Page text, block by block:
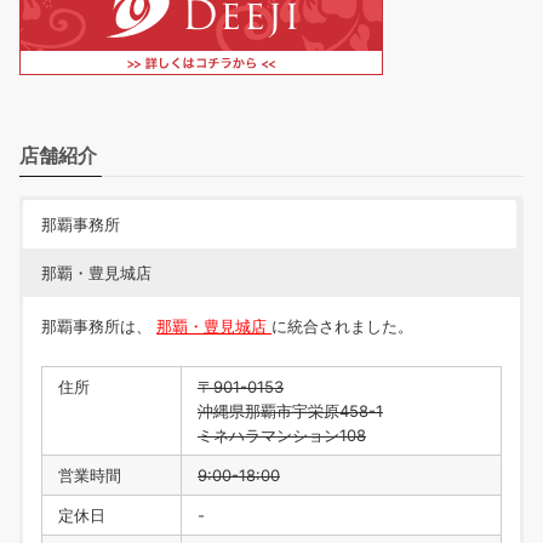
店舗紹介
那覇事務所
那覇・豊見城店
那覇事務所は、 那覇・豊見城店 に統合されました。
住所
〒901-0153
沖縄県那覇市宇栄原458-1
ミネハラマンション108
営業時間 9:00-18:00
定休日 -